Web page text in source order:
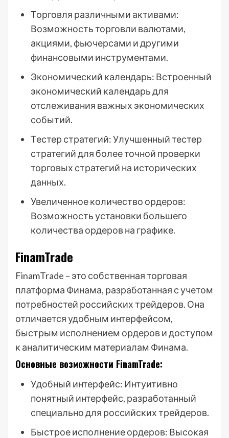
Торговля различными активами:
Возможность торговли валютами,
акциями, фьючерсами и другими
финансовыми инструментами.
Экономический календарь: Встроенный
экономический календарь для
отслеживания важных экономических
событий.
Тестер стратегий: Улучшенный тестер
стратегий для более точной проверки
торговых стратегий на исторических
данных.
Увеличенное количество ордеров:
Возможность установки большего
количества ордеров на графике.
FinamTrade
FinamTrade – это собственная торговая
платформа Финама, разработанная с учетом
потребностей российских трейдеров. Она
отличается удобным интерфейсом,
быстрым исполнением ордеров и доступом
к аналитическим материалам Финама.
Основные возможности FinamTrade:
Удобный интерфейс: Интуитивно
понятный интерфейс, разработанный
специально для российских трейдеров.
Быстрое исполнение ордеров: Высокая